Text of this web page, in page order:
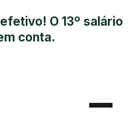
O 13º salário
conta.